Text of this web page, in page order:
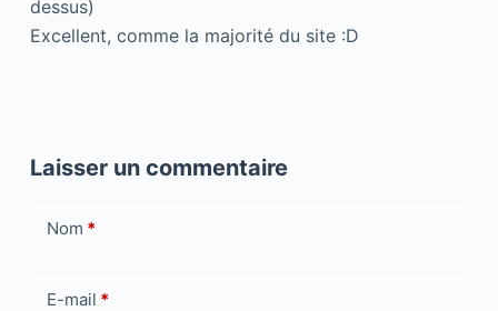
dessus)
Excellent, comme la majorité du site :D
Laisser un commentaire
Nom *
E-mail *